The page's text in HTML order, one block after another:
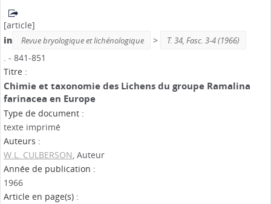
[article]
in
Revue bryologique et lichénologique > T. 34, Fasc. 3-4 (1966)
. - 841-851
Titre :
Chimie et taxonomie des Lichens du groupe Ramalina
farinacea en Europe
Type de document :
texte imprimé
Auteurs :
W.L. CULBERSON, Auteur
Année de publication :
1966
Article en page(s) :